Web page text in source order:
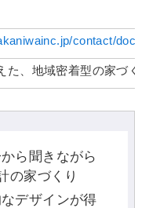
contact/
た、地域密着型の家づく
ら聞きながら
の家づくり
デザインが得